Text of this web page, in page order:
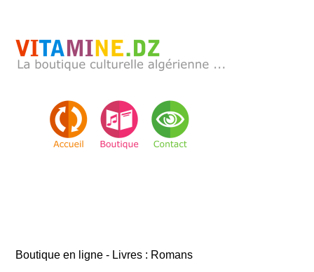
Boutique en ligne - Livres : Romans